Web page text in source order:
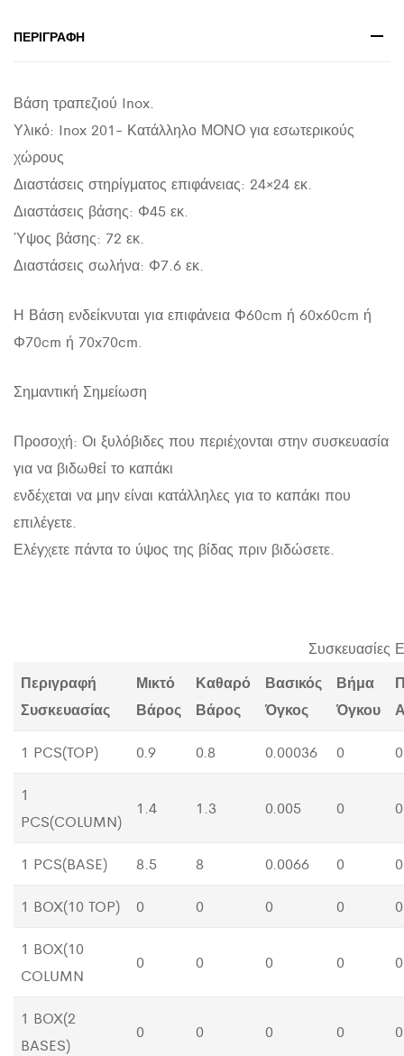
ΠΕΡΙΓΡΑΦΉ
Βάση τραπεζιού Inox.
Υλικό: Inox 201- Κατάλληλο ΜΟΝΟ για εσωτερικούς
χώρους
Διαστάσεις στηρίγματος επιφάνειας: 24×24 εκ.
Διαστάσεις βάσης: Φ45 εκ.
Ύψος βάσης: 72 εκ.
Διαστάσεις σωλήνα: Φ7.6 εκ.
Η Βάση ενδείκνυται για επιφάνεια Φ60cm ή 60x60cm ή
Φ70cm ή 70x70cm.
Σημαντική Σημείωση
Προσοχή: Οι ξυλόβιδες που περιέχονται στην συσκευασία
για να βιδωθεί το καπάκι
ενδέχεται να μην είναι κατάλληλες για το καπάκι που
επιλέγετε.
Ελέγχετε πάντα το ύψος της βίδας πριν βιδώσετε.
Συσκευασίες
Περιγραφή
Συσκευασίας
Μικτό
Βάρος
Καθαρό
Βάρος
Βασικός
Όγκος
Βήμα
Όγκου
1 PCS(TOP) 0.9 0.8 0.00036 0 0
1
PCS(COLUMN)
1.4 1.3 0.005 0 0
1 PCS(BASE) 8.5 8 0.0066 0 0
1 BOX(10 TOP) 0 0 0 0 0
1 BOX(10
COLUMN
0 0 0 0 0
1 BOX(2
BASES)
0 0 0 0 0